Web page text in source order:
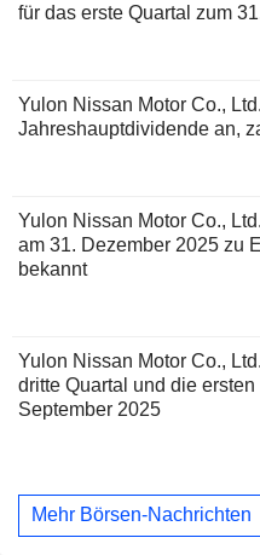
für das erste Quartal zum
Yulon Nissan Motor Co.,
Jahreshauptdividende an,
Yulon Nissan Motor Co.,
am 31. Dezember 2025 zu
bekannt
Yulon Nissan Motor Co.,
dritte Quartal und die
September 2025
Mehr Börsen-Nachrichten